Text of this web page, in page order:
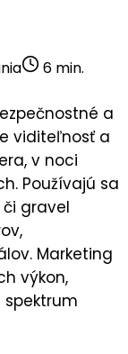
6 min.
a
viditeľnosťa
v noci
Používajú sa
gravel
,
. Marketing
výkon,
spektrum